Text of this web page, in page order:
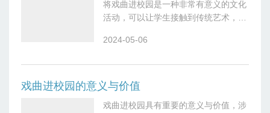
将戏曲进校园是一种非常有意义的文化
活动，可以让学生接触到传统艺术，增
是一个戏曲进校园活动方案的大致框
2024-05-06
戏曲进校园的意义与价值
戏曲进校园具有重要的意义与价值，涉